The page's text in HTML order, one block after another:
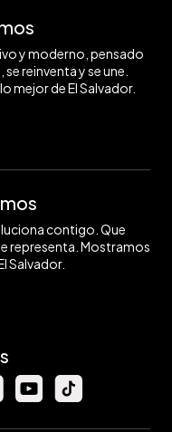
y moderno, pensado
reinventa y se une.
mejor de El Salvador.
contigo. Que
representa. Mostramos
Salvador.